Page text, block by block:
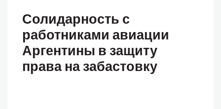
Солидарность с
работниками авиации
Аргентины в защиту
права на забастовку